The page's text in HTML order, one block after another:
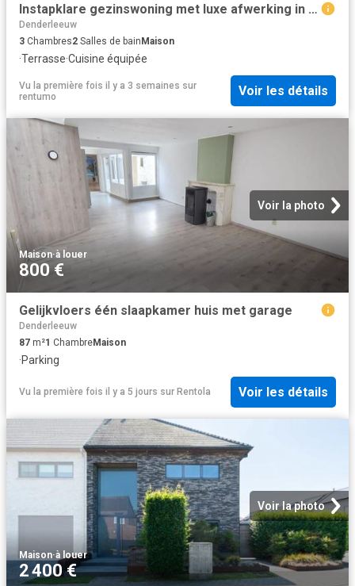
Instapklare gezinswoning met luxe afwerking in Denderleeuw
Denderleeuw
3 Chambres2 Salles de bain Maison
·Terrasse·Cuisine équipée
Vu la première fois il y a 3 semaines sur
rentumo
Voir les détails
Voir la photo
Maison·à louer
800 €
Gelijkvloers één slaapkamer huis met garage
Denderleeuw
87 m²1 ChambreMaison
·Parking
Vu la première fois il y a 5 jours sur Rentola Voir les détails
Voir la photo
Maison·à louer
2 400 €